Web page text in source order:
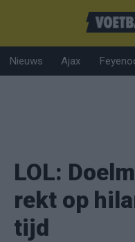
Nieuws Ajax
LOL:
rekt op
tijd